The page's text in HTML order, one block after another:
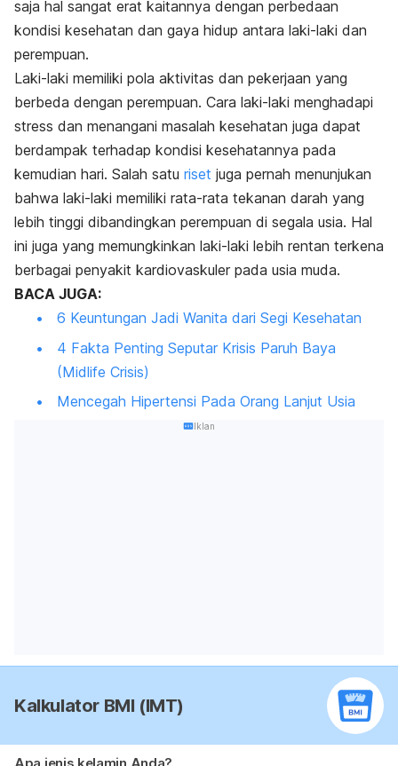
saja hal sangat erat kaitannya dengan perbedaan
kondisi kesehatan dan gaya hidup antara laki-laki dan
perempuan.
Laki-laki memiliki pola aktivitas dan pekerjaan yang
berbeda dengan perempuan. Cara laki-laki menghadapi
stress dan menangani masalah kesehatan juga dapat
berdampak terhadap kondisi kesehatannya pada
kemudian hari. Salah satu riset juga pernah menunjukan
bahwa laki-laki memiliki rata-rata tekanan darah yang
lebih tinggi dibandingkan perempuan di segala usia. Hal
ini juga yang memungkinkan laki-laki lebih rentan terkena
berbagai penyakit kardiovaskuler pada usia muda.
BACA JUGA:
6 Keuntungan Jadi Wanita dari Segi Kesehatan
4 Fakta Penting Seputar Krisis Paruh Baya
(Midlife Crisis)
Mencegah Hipertensi Pada Orang Lanjut Usia
Iklan
Kalkulator BMI (IMT)